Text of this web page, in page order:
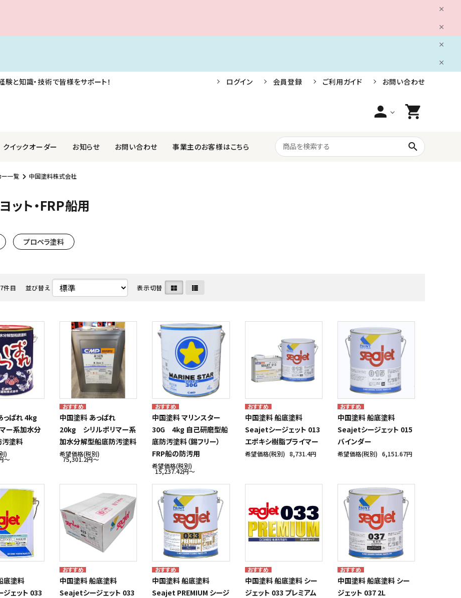
と知識・技術で皆様をサポート！ ログイン 会員登録 ご利用ガイド お問い合わせ
person shopping_cart
・ディーゼル関連
ボート・水上バイク・小型船 マリンインテリア・アクセサリ
救命器具株式会社
日本救命器具株式会社
クイックオーダー お知らせ お問い合わせ 事業主のお客様はこちら search
ー一覧 中国塗料株式会社
ット・FRP船用
プロペラ塗料
件目 並び替え 表示切替
っぱれ 4kg
ー系加水分
塗料
)
〜
中国塗料 あっぱれ
20kg シリルポリマー系
加水分解型船底防汚塗料
希望価格(税別)
75,301.2円〜
中国塗料 マリンスター
30G 4kg 自己研磨型船
底防汚塗料（錫フリー）
FRP船の防汚用
希望価格(税別)
15,237.42円〜
中国塗料 船底塗料
Seajetシージェット 013
エポキシ樹脂プライマー
希望価格(税別) 8,731.4円
中国塗料 船底塗料
Seajetシージェット 015
バインダー
希望価格(税別) 6,151.67円
底塗料
ェット 033
中国塗料 船底塗料
Seajetシージェット 033
中国塗料 船底塗料
Seajet PREMIUM シージ
中国塗料 船底塗料 シー
ジェット 033 プレミアム
中国塗料 船底塗料 シー
ジェット 037 2L